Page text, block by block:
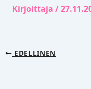
Kirjoittaja /
EDELLINEN